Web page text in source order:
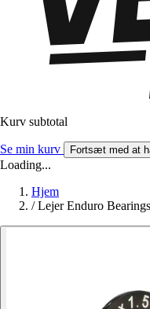
Kurv subtotal
Se min kurv Fortsæt med at
Loading...
Hjem
/ Lejer Enduro